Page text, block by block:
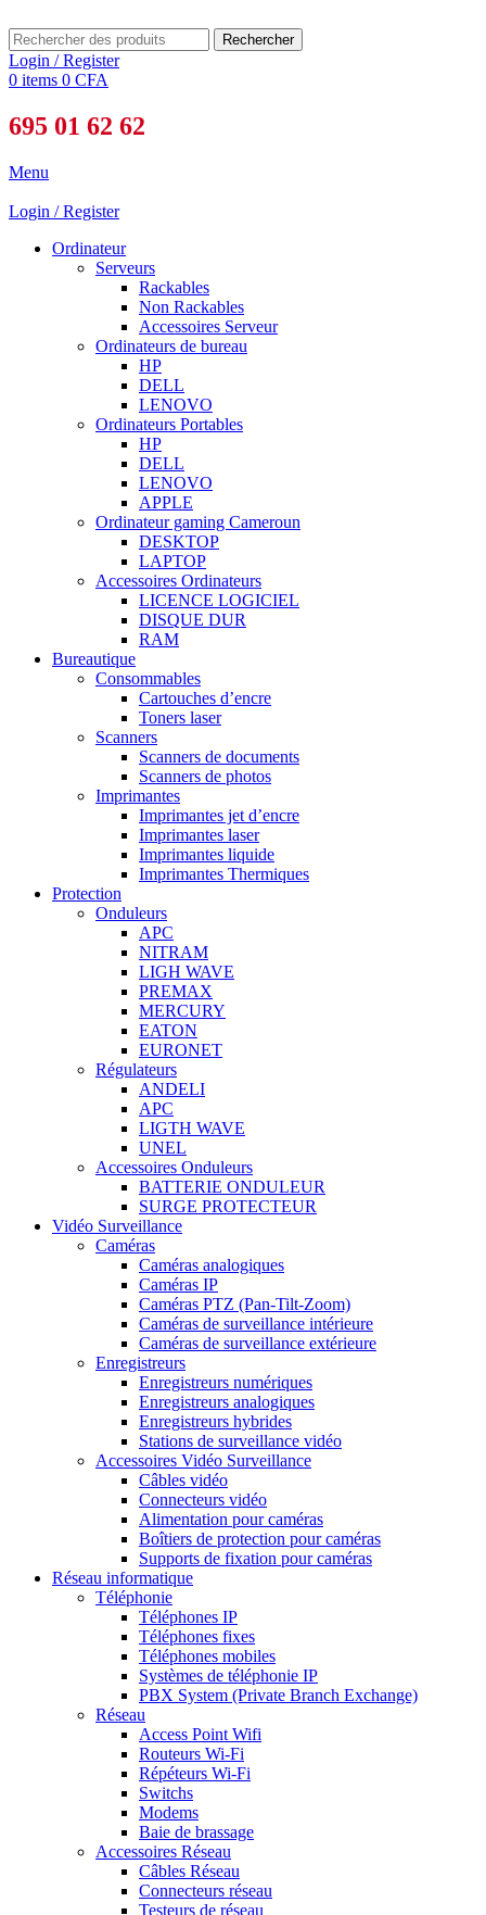
Rechercher
Login / Register
0 items 0 CFA
695 01 62 62
Menu
Login / Register
Ordinateur
Serveurs
Rackables
Non Rackables
Accessoires Serveur
Ordinateurs de bureau
HP
DELL
LENOVO
Ordinateurs Portables
HP
DELL
LENOVO
APPLE
Ordinateur gaming Cameroun
DESKTOP
LAPTOP
Accessoires Ordinateurs
LICENCE LOGICIEL
DISQUE DUR
RAM
Bureautique
Consommables
Cartouches d’encre
Toners laser
Scanners
Scanners de documents
Scanners de photos
Imprimantes
Imprimantes jet d’encre
Imprimantes laser
Imprimantes liquide
Imprimantes Thermiques
Protection
Onduleurs
APC
NITRAM
LIGH WAVE
PREMAX
MERCURY
EATON
EURONET
Régulateurs
ANDELI
APC
LIGTH WAVE
UNEL
Accessoires Onduleurs
BATTERIE ONDULEUR
SURGE PROTECTEUR
Vidéo Surveillance
Caméras
Caméras analogiques
Caméras IP
Caméras PTZ (Pan-Tilt-Zoom)
Caméras de surveillance intérieure
Caméras de surveillance extérieure
Enregistreurs
Enregistreurs numériques
Enregistreurs analogiques
Enregistreurs hybrides
Stations de surveillance vidéo
Accessoires Vidéo Surveillance
Câbles vidéo
Connecteurs vidéo
Alimentation pour caméras
Boîtiers de protection pour caméras
Supports de fixation pour caméras
Réseau informatique
Téléphonie
Téléphones IP
Téléphones fixes
Téléphones mobiles
Systèmes de téléphonie IP
PBX System (Private Branch Exchange)
Réseau
Access Point Wifi
Routeurs Wi-Fi
Répéteurs Wi-Fi
Switchs
Modems
Baie de brassage
Accessoires Réseau
Câbles Réseau
Connecteurs réseau
Testeurs de réseau